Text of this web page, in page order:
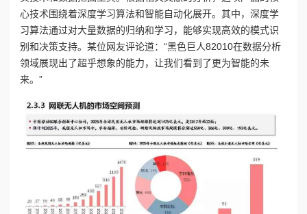
心技术围绕着深度学习算法和智能自动化展开。其中，深度学
习算法通过对大量数据的归纳和学习，能够实现高效的模式识
别和决策支持。某位网友评论道：“黑色巨人82010在数据分析
领域展现出了超乎想象的能力，让我们看到了更为智能的未
来。”